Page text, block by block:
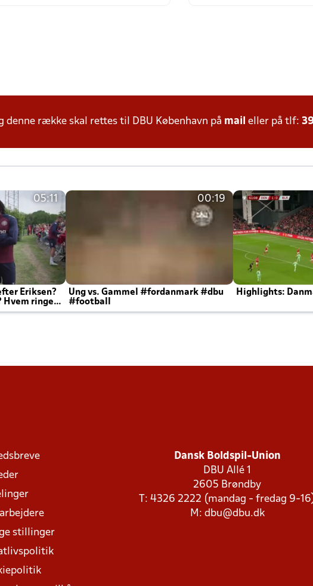
denne række skal rettes til DBU København på mail eller på tlf:
05:11
Eriksen?
Hvem ringer
00:19
Ung vs. Gammel #fordanmark #dbu
#football
Highlights:
stillinger
Dansk Boldspil-Union
DBU Allé 1
2605 Brøndby
T: 4326 2222 (mandag - fredag 9-
M: dbu@dbu.dk